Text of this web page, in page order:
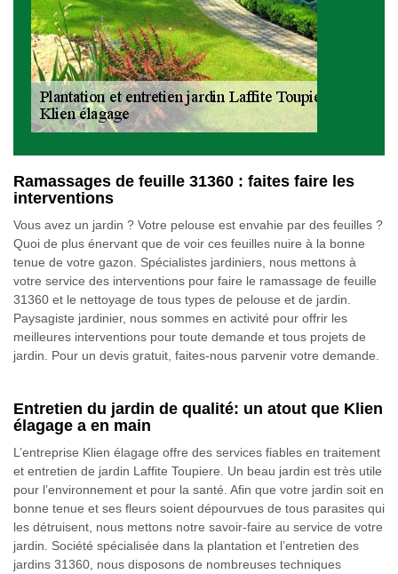
Ramassages de feuille 31360 : faites faire les
interventions
Vous avez un jardin ? Votre pelouse est envahie par des feuilles ?
Quoi de plus énervant que de voir ces feuilles nuire à la bonne
tenue de votre gazon. Spécialistes jardiniers, nous mettons à
votre service des interventions pour faire le ramassage de feuille
31360 et le nettoyage de tous types de pelouse et de jardin.
Paysagiste jardinier, nous sommes en activité pour offrir les
meilleures interventions pour toute demande et tous projets de
jardin. Pour un devis gratuit, faites-nous parvenir votre demande.
Entretien du jardin de qualité: un atout que Klien
élagage a en main
L’entreprise Klien élagage offre des services fiables en traitement
et entretien de jardin Laffite Toupiere. Un beau jardin est très utile
pour l’environnement et pour la santé. Afin que votre jardin soit en
bonne tenue et ses fleurs soient dépourvues de tous parasites qui
les détruisent, nous mettons notre savoir-faire au service de votre
jardin. Société spécialisée dans la plantation et l’entretien des
jardins 31360, nous disposons de nombreuses techniques